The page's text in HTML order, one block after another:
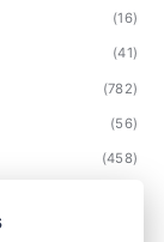
(16)
(41)
(782)
(56)
(458)